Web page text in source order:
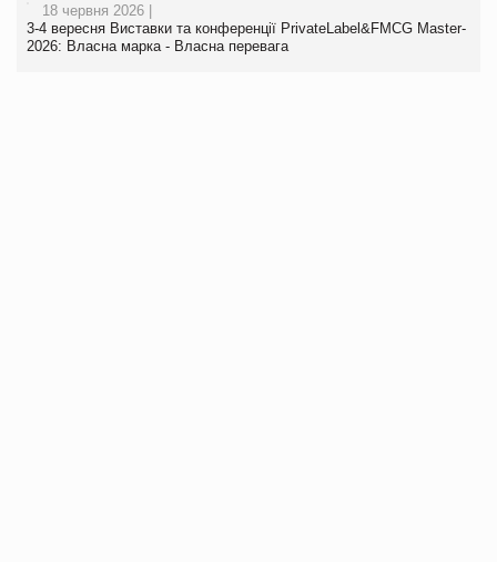
18 червня 2026 |
3-4 вересня Виставки та конференції PrivateLabel&FMCG Master-
2026: Власна марка - Власна перевага